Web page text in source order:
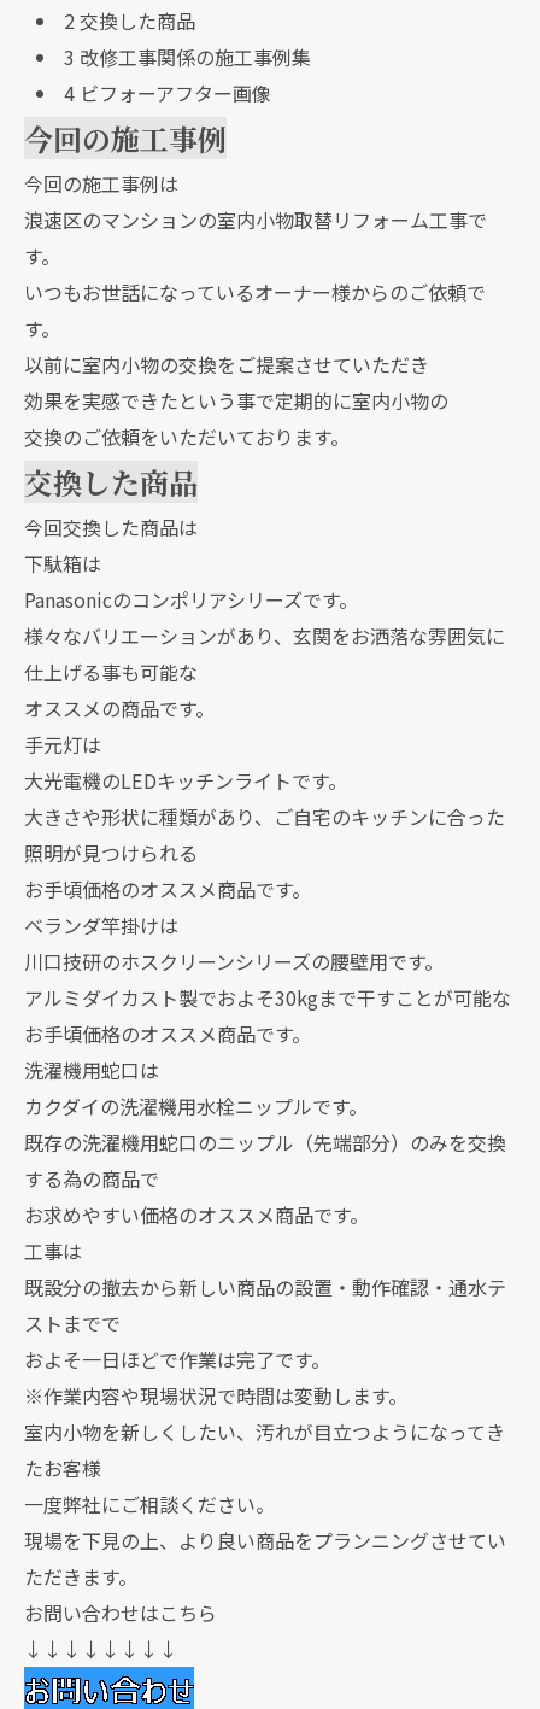
2交換した商品
3 改修工事関係の施工事例集
4ビフォーアフター画像
今回の施工事例
今回の施工事例は
浪速区のマンションの室内小物取替リフォーム工事で
す。
いつもお世話になっているオーナー様からのご依頼で
す。
以前に室内小物の交換をご提案させていただき
効果を実感できたという事で定期的に室内小物の
交換のご依頼をいただいております。
交換した商品
今回交換した商品は
下駄箱は
Panasonicのコンポリアシリーズです。
様々なバリエーションがあり、玄関をお洒落な雰囲気に
仕上げる事も可能な
オススメの商品です。
手元灯は
大光電機のLEDキッチンライトです。
大きさや形状に種類があり、ご自宅のキッチンに合った
照明が見つけられる
お手頃価格のオススメ商品です。
ベランダ竿掛けは
川口技研のホスクリーンシリーズの腰壁用です。
アルミダイカスト製でおよそ30kgまで干すことが可能な
お手頃価格のオススメ商品です。
洗濯機用蛇口は
カクダイの洗濯機用水栓ニップルです。
既存の洗濯機用蛇口のニップル（先端部分）のみを交換
する為の商品で
お求めやすい価格のオススメ商品です。
工事は
既設分の撤去から新しい商品の設置・動作確認・通水テ
ストまでで
およそ一日ほどで作業は完了です。
※作業内容や現場状況で時間は変動します。
室内小物を新しくしたい、汚れが目立つようになってき
たお客様
一度弊社にご相談ください。
現場を下見の上、より良い商品をプランニングさせてい
ただきます。
お問い合わせはこちら
↓↓↓↓↓↓↓↓